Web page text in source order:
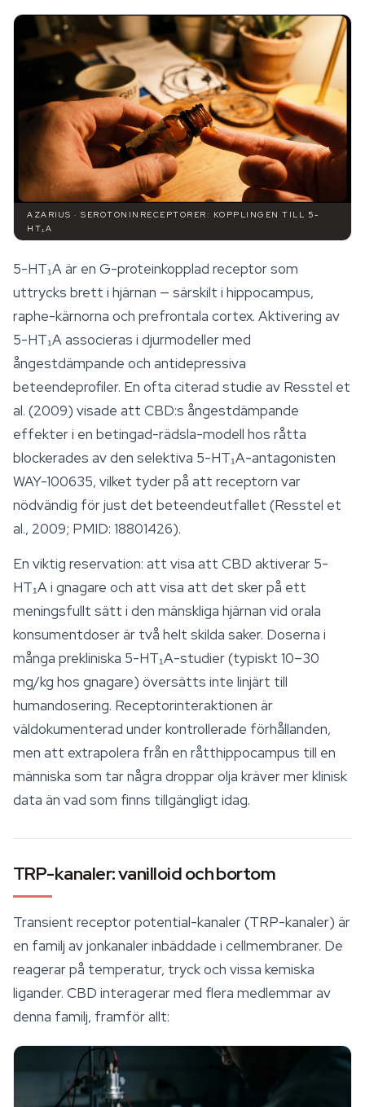
AZARIUS · SEROTONINRECEPTORER: KOPPLINGEN TILL 5-
HT₁A
5-HT₁A är en G-proteinkopplad receptor som
uttrycks brett i hjärnan — särskilt i hippocampus,
raphe-kärnorna och prefrontala cortex. Aktivering av
5-HT₁A associeras i djurmodeller med
ångestdämpande och antidepressiva
beteendeprofiler. En ofta citerad studie av Resstel et
al. (2009) visade att CBD:s ångestdämpande
effekter i en betingad-rädsla-modell hos råtta
blockerades av den selektiva 5-HT₁A-antagonisten
WAY-100635, vilket tyder på att receptorn var
nödvändig för just det beteendeutfallet (Resstel et
al., 2009; PMID: 18801426).
En viktig reservation: att visa att CBD aktiverar 5-
HT₁A i gnagare och att visa att det sker på ett
meningsfullt sätt i den mänskliga hjärnan vid orala
konsumentdoser är två helt skilda saker. Doserna i
många prekliniska 5-HT₁A-studier (typiskt 10–30
mg/kg hos gnagare) översätts inte linjärt till
humandosering. Receptorinteraktionen är
väldokumenterad under kontrollerade förhållanden,
men att extrapolera från en råtthippocampus till en
människa som tar några droppar olja kräver mer klinisk
data än vad som finns tillgängligt idag.
TRP-kanaler: vanilloid och bortom
Transient receptor potential-kanaler (TRP-kanaler) är
en familj av jonkanaler inbäddade i cellmembraner. De
reagerar på temperatur, tryck och vissa kemiska
ligander. CBD interagerar med flera medlemmar av
denna familj, framför allt: